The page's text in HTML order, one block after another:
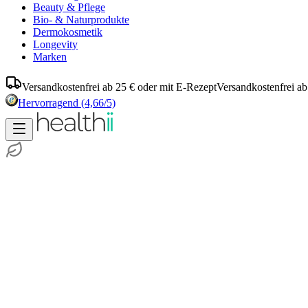
Beauty & Pflege
Bio- & Naturprodukte
Dermokosmetik
Longevity
Marken
Versandkostenfrei ab 25 € oder mit E-RezeptVersandkostenfrei
Hervorragend (4,66/5)